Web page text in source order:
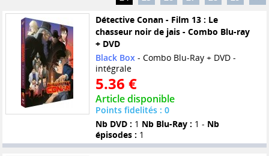
Détective Conan - Film 13 : Le
chasseur noir de jais - Combo Blu-ray
+ DVD
Black Box- Combo Blu-Ray + DVD -
intégrale
5.36 €
Article disponible
Points fidelités : 0
Nb DVD : 1 Nb Blu-Ray : 1 - Nb
épisodes : 1